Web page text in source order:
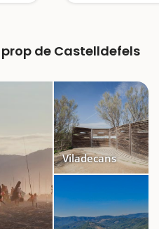
de Castelldefels
Viladecans